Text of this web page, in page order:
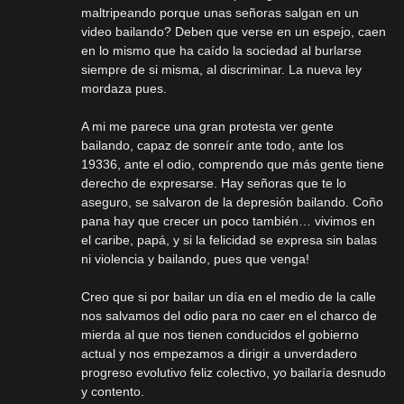
maltripeando porque unas señoras salgan en un
video bailando? Deben que verse en un espejo, caen
en lo mismo que ha caído la sociedad al burlarse
siempre de si misma, al discriminar. La nueva ley
mordaza pues.
A mi me parece una gran protesta ver gente
bailando, capaz de sonreír ante todo, ante los
19336, ante el odio, comprendo que más gente tiene
derecho de expresarse. Hay señoras que te lo
aseguro, se salvaron de la depresión bailando. Coño
pana hay que crecer un poco también… vivimos en
el caribe, papá, y si la felicidad se expresa sin balas
ni violencia y bailando, pues que venga!
Creo que si por bailar un día en el medio de la calle
nos salvamos del odio para no caer en el charco de
mierda al que nos tienen conducidos el gobierno
actual y nos empezamos a dirigir a unverdadero
progreso evolutivo feliz colectivo, yo bailaría desnudo
y contento.